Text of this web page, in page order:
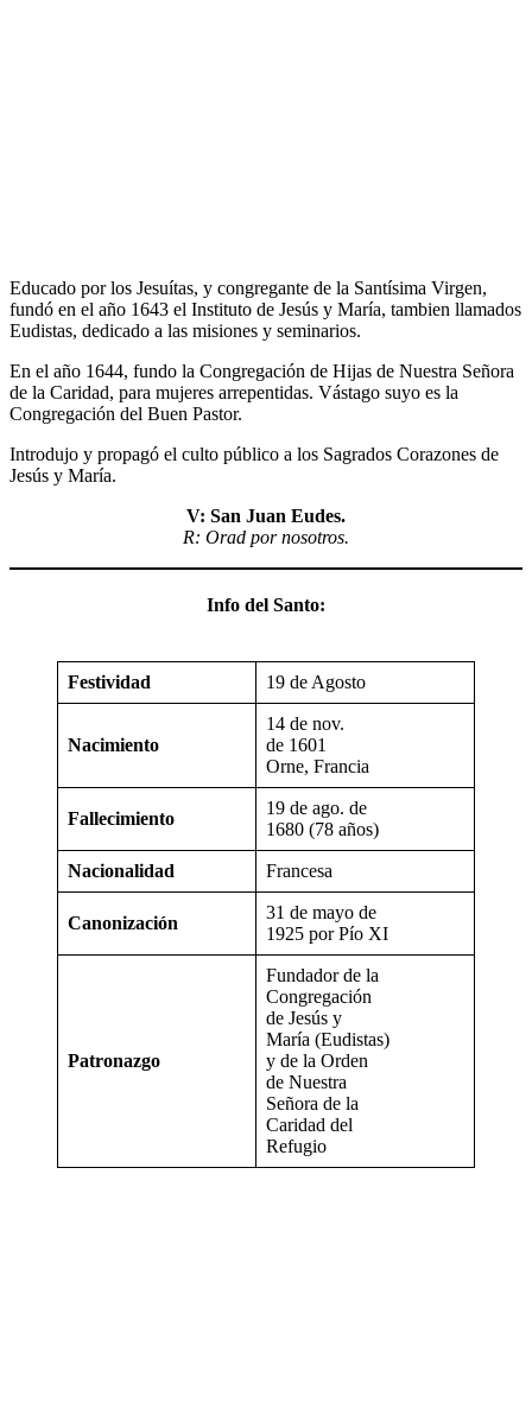
Educado por los Jesuítas, y congregante de la Santísima Virgen,
fundó en el año 1643 el Instituto de Jesús y María, tambien llamados
Eudistas, dedicado a las misiones y seminarios.
En el año 1644, fundo la Congregación de Hijas de Nuestra Señora
de la Caridad, para mujeres arrepentidas. Vástago suyo es la
Congregación del Buen Pastor.
Introdujo y propagó el culto público a los Sagrados Corazones de
Jesús y María.
V: San Juan Eudes.
R: Orad por nosotros.
Info del Santo:
Festividad 19 de Agosto
Nacimiento
14 de nov.
de 1601
Orne, Francia
Fallecimiento
19 de ago. de
1680 (78 años)
Nacionalidad Francesa
Canonización
31 de mayo de
1925 por Pío XI
Patronazgo
Fundador de la
Congregación
de Jesús y
María (Eudistas)
y de la Orden
de Nuestra
Señora de la
Caridad del
Refugio